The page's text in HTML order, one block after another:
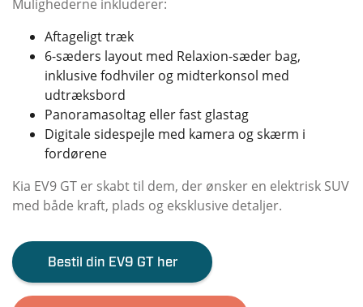
Mulighederne inkluderer:
Aftageligt træk
6-sæders layout med Relaxion-sæder bag,
inklusive fodhviler og midterkonsol med
udtræksbord
Panoramasoltag eller fast glastag
Digitale sidespejle med kamera og skærm i
fordørene
Kia EV9 GT er skabt til dem, der ønsker en elektrisk SUV
med både kraft, plads og eksklusive detaljer.
Bestil din EV9 GT her